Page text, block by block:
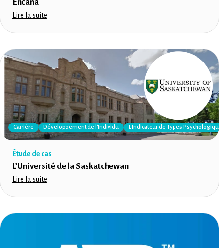
Encana
Lire la suite
Carrière Développement de l'Individu L’Indicateur de Types
Étude de cas
L’Université de la Saskatchewan
Lire la suite